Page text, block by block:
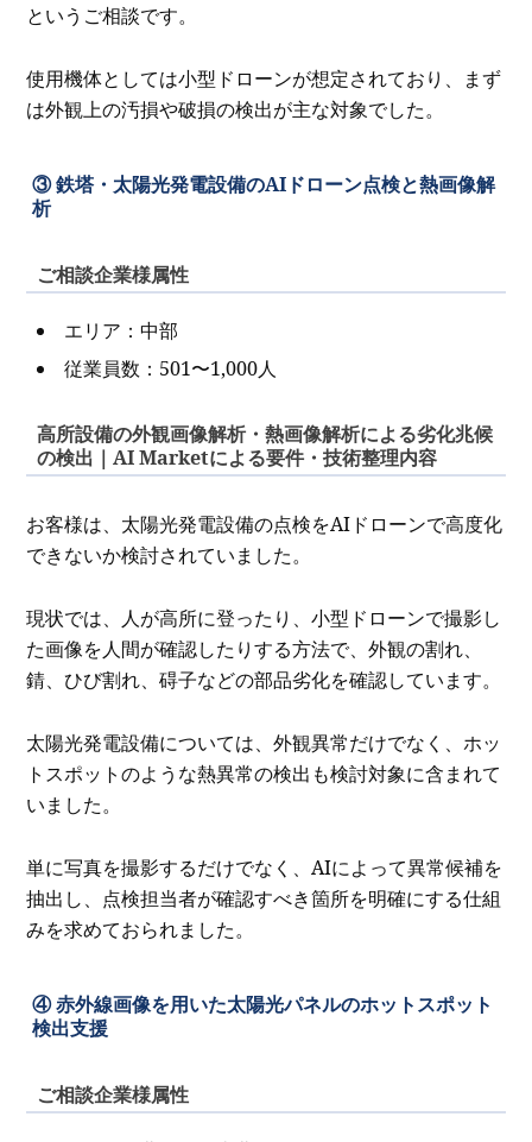
というご相談です。
使用機体としては小型ドローンが想定されており、まず
は外観上の汚損や破損の検出が主な対象でした。
③ 鉄塔・太陽光発電設備のAIドローン点検と熱画像解
析
ご相談企業様属性
エリア：中部
従業員数：501〜1,000人
高所設備の外観画像解析・熱画像解析による劣化兆候
の検出｜AI Marketによる要件・技術整理内容
お客様は、太陽光発電設備の点検をAIドローンで高度化
できないか検討されていました。
現状では、人が高所に登ったり、小型ドローンで撮影し
た画像を人間が確認したりする方法で、外観の割れ、
錆、ひび割れ、碍子などの部品劣化を確認しています。
太陽光発電設備については、外観異常だけでなく、ホッ
トスポットのような熱異常の検出も検討対象に含まれて
いました。
単に写真を撮影するだけでなく、AIによって異常候補を
抽出し、点検担当者が確認すべき箇所を明確にする仕組
みを求めておられました。
④ 赤外線画像を用いた太陽光パネルのホットスポット
検出支援
ご相談企業様属性